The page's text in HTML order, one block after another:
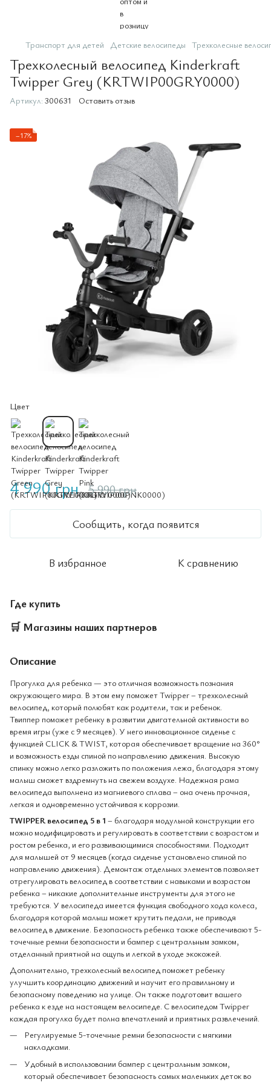
Транспорт для детей Детские велосипеды Трехколесные
Трехколесный велосипед Kinderkraft
Twipper Grey (KRTWIP00GRY0000)
Артикул: 300631 Оставить отзыв
−17%
Цвет
4 990 грн 5 990 грн
Сообщить, когда появится
В избранное К сравнению
Где купить
🛒 Магазины наших партнеров
Описание
Прогулка для ребенка — это отличная возможность познания
окружающего мира. В этом ему поможет Twipper – трехколесный
велосипед, который полюбят как родители, так и ребенок.
Твиппер поможет ребенку в развитии двигательной активности во
время игры (уже с 9 месяцев). У него инновационное сиденье с
функцией CLICK & TWIST, которая обеспечивает вращение на 360°
и возможность езды спиной по направлению движения. Высокую
спинку можно легко разложить по положения лежа, благодаря этому
малыш сможет вздремнуть на свежем воздухе. Надежная рама
велосипеда выполнена из магниевого сплава – она очень прочная,
легкая и одновременно устойчивая к коррозии.
TWIPPER велосипед 5 в 1 – благодаря модульной конструкции его
можно модифицировать и регулировать в соответствии с возрастом и
ростом ребенка, и его развивающимися способностями. Подходит
для малышей от 9 месяцев (когда сиденье установлено спиной по
направлению движения). Демонтаж отдельных элементов позволяет
отрегулировать велосипед в соответствии с навыками и возрастом
ребенка – никакие дополнительные инструменты для этого не
требуются. У велосипеда имеется функция свободного хода колеса,
благодаря которой малыш может крутить педали, не приводя
велосипед в движение. Безопасность ребенка также обеспечивают 5-
точечные ремни безопасности и бампер с центральным замком,
отделанный приятной на ощупь и легкой в уходе экокожей.
Дополнительно, трехколесный велосипед поможет ребенку
улучшить координацию движений и научит его правильному и
безопасному поведению на улице. Он также подготовит вашего
ребенка к езде на настоящем велосипеде. С велосипедом Twipper
каждая прогулка будет полна впечатлений и приятных развлечений.
Регулируемые 5-точечные ремни безопасности с мягкими
накладками.
Удобный в использовании бампер с центральным замком,
который обеспечивает безопасность самых маленьких деток во